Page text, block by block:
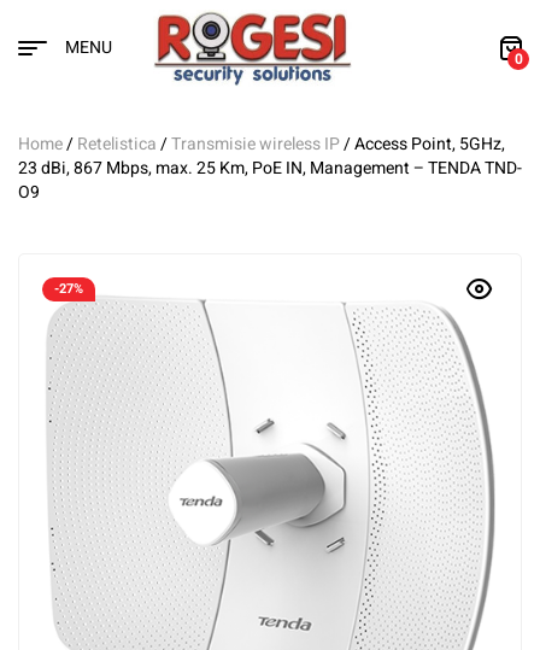
MENU 0
Home/Retelistica/Transmisie wireless IP/ Access Point, 5GHz,
23 dBi, 867 Mbps, max. 25 Km, PoE IN, Management – TENDA TND-
O9
-27%